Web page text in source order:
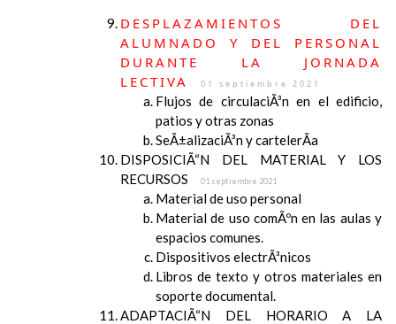
DESPLAZAMIENTOS DEL
ALUMNADO Y DEL PERSONAL
DURANTE LA JORNADA
LECTIVA
01 septiembre 2021
Flujos de circulaciÃ³n en el edificio,
patios y otras zonas
SeÃ±alizaciÃ³n y cartelerÃ­a
DISPOSICIÃ“N DEL MATERIAL Y LOS
RECURSOS
01 septiembre 2021
Material de uso personal
Material de uso comÃºn en las aulas y
espacios comunes.
Dispositivos electrÃ³nicos
Libros de texto y otros materiales en
soporte documental.
ADAPTACIÃ“N DEL HORARIO A LA